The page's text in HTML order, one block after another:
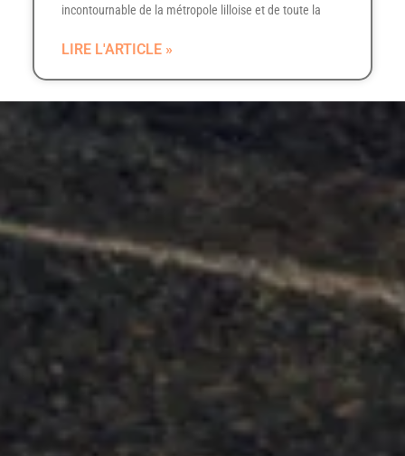
incontournable de la métropole lilloise et de toute la
LIRE L'ARTICLE »